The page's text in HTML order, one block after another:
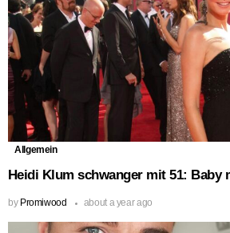
Allgemein
Heidi Klum schwanger mit 51: Baby
by Promiwood about a year ago